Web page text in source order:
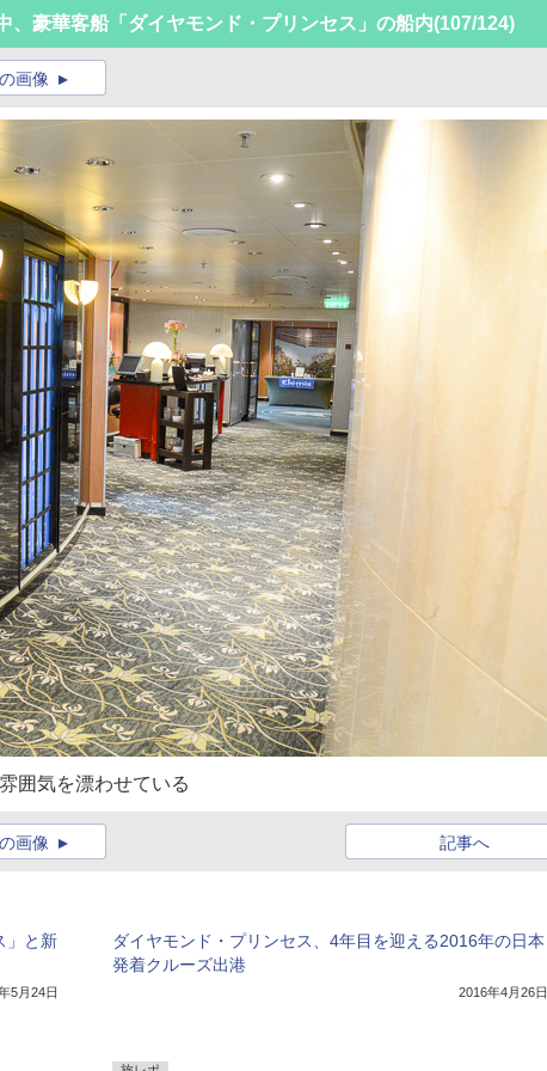
、豪華客船「ダイヤモンド・プリンセス」の船内(107/124)
画像
囲気を漂わせている
記事へ
画像
」と新
5月24日
ダイヤモンド・プリンセス、4年目を迎える2016年の日本
発着クルーズ出港
2016年4月26日